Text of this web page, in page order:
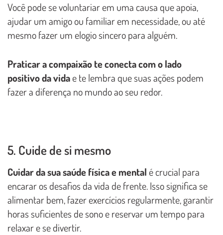
Você pode se voluntariar em uma causa que apoia,
ajudar um amigo ou familiar em necessidade, ou até
mesmo fazer um elogio sincero para alguém.
Praticar a compaixão te conecta com o lado
positivo da vidae te lembra que suas ações podem
fazer a diferença no mundo ao seu redor.
5. Cuide de si mesmo
Cuidar da sua saúde física e mental é crucial para
encarar os desafios da vida de frente. Isso significa se
alimentar bem, fazer exercícios regularmente, garantir
horas suficientes de sono e reservar um tempo para
relaxar e se divertir.